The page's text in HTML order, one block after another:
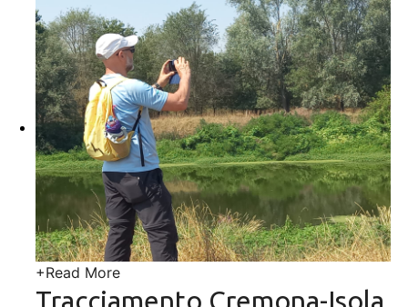
+Read More
Tracciamento Cremona-Isola